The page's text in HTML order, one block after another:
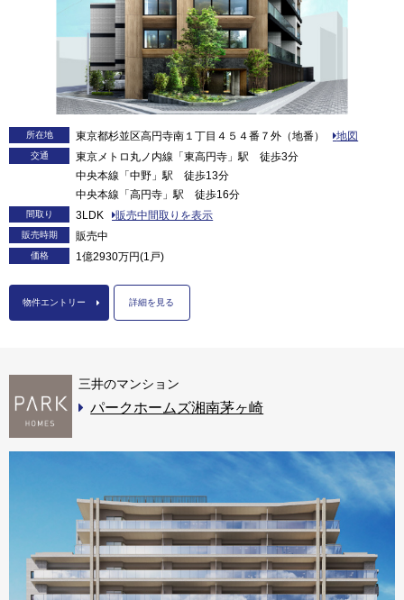
所在地 東京都杉並区高円寺南１丁目４５４番７外（地番） 地図
交通
東京メトロ丸ノ内線「東高円寺」駅 徒歩3分
中央本線「中野」駅 徒歩13分
中央本線「高円寺」駅 徒歩16分
間取り 3LDK 販売中間取りを表示
販売時期 販売中
価格 1億2930万円(1戸)
物件エントリー 詳細を見る
三井のマンション
パークホームズ湘南茅ヶ崎